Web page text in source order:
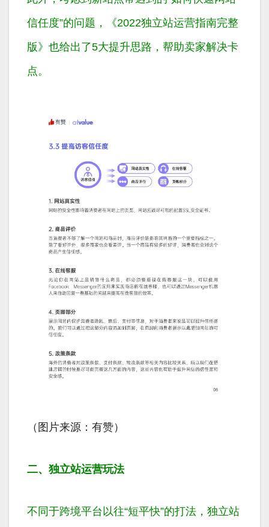
信任度”的问题，《2022独立站运营指南完整
版》也给出了5大提升思路，帮助卖家解决卡
点。
（图片来源：有赞）
二、独立站运营玩法
不同于跨境平台以往“短平快”的打法，独立站